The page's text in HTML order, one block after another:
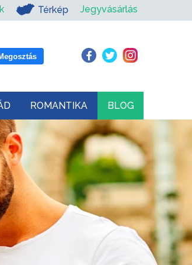
Térkép Jegyvásárlás
ROMANTIKA BLOG